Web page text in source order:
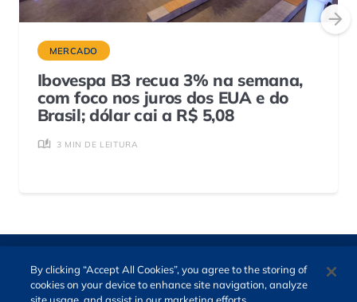
MERCADO
Ibovespa B3 recua 3% na semana,
com foco nos juros dos EUA e do
Brasil; dólar cai a R$ 5,08
3 MIN DE LEITURA
By clicking “Accept All Cookies”, you agree to the storing of
cookies on your device to enhance site navigation, analyze